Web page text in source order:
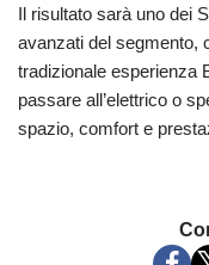
Il risultato sarà uno dei
avanzati del segmento,
tradizionale esperienza
passare all’elettrico o
spazio, comfort e